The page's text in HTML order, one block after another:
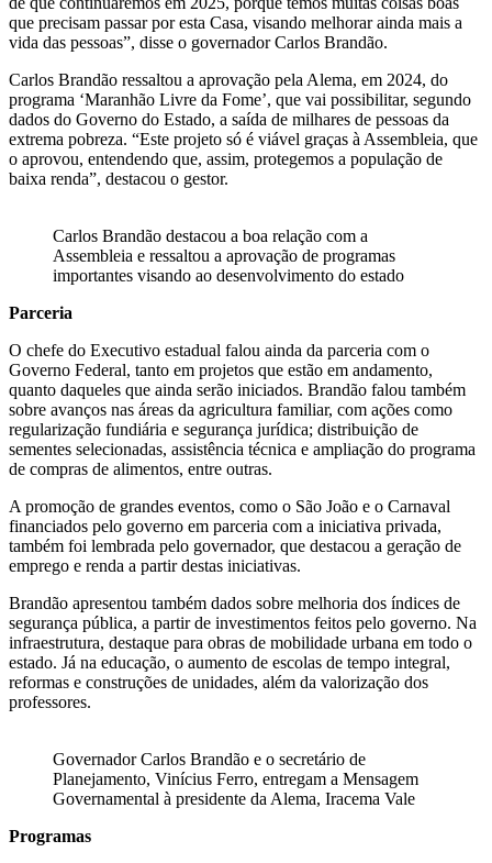
que precisam passar por esta Casa, visando melhorar ainda mais a
vida das pessoas”, disse o governador Carlos Brandão.
Carlos Brandão ressaltou a aprovação pela Alema, em 2024, do
programa ‘Maranhão Livre da Fome’, que vai possibilitar, segundo
dados do Governo do Estado, a saída de milhares de pessoas da
extrema pobreza. “Este projeto só é viável graças à Assembleia, que
o aprovou, entendendo que, assim, protegemos a população de
baixa renda”, destacou o gestor.
Carlos Brandão destacou a boa relação com a
Assembleia e ressaltou a aprovação de programas
importantes visando ao desenvolvimento do estado
Parceria
O chefe do Executivo estadual falou ainda da parceria com o
Governo Federal, tanto em projetos que estão em andamento,
quanto daqueles que ainda serão iniciados. Brandão falou também
sobre avanços nas áreas da agricultura familiar, com ações como
regularização fundiária e segurança jurídica; distribuição de
sementes selecionadas, assistência técnica e ampliação do programa
de compras de alimentos, entre outras.
A promoção de grandes eventos, como o São João e o Carnaval
financiados pelo governo em parceria com a iniciativa privada,
também foi lembrada pelo governador, que destacou a geração de
emprego e renda a partir destas iniciativas.
Brandão apresentou também dados sobre melhoria dos índices de
segurança pública, a partir de investimentos feitos pelo governo. Na
infraestrutura, destaque para obras de mobilidade urbana em todo o
estado. Já na educação, o aumento de escolas de tempo integral,
reformas e construções de unidades, além da valorização dos
professores.
Governador Carlos Brandão e o secretário de
Planejamento, Vinícius Ferro, entregam a Mensagem
Governamental à presidente da Alema, Iracema Vale
Programas